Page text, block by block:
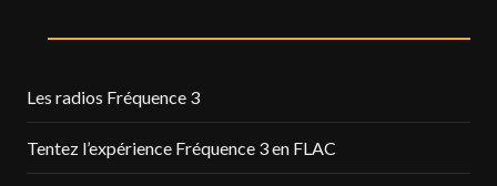
Les radios Fréquence 3
Tentez l’expérience Fréquence 3 en FLAC